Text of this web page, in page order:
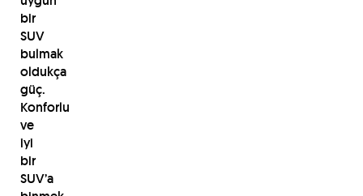
bir
SUV
bulmak
oldukça
güç.
Konforlu
ve
iyi
bir
SUV’a